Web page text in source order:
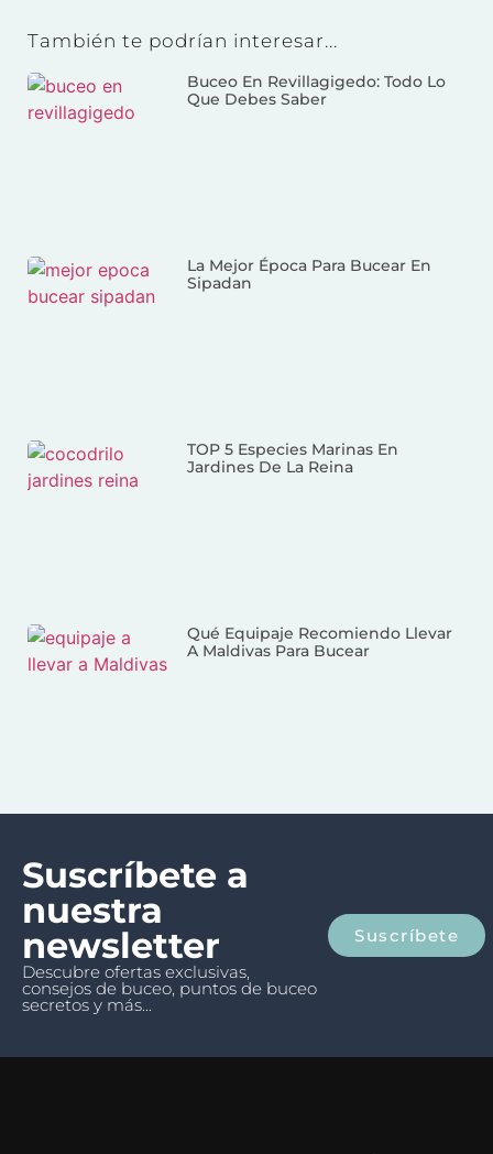
También te podrían interesar...
Buceo En Revillagigedo: Todo Lo
Que Debes Saber
La Mejor Época Para Bucear En
Sipadan
TOP 5 Especies Marinas En
Jardines De La Reina
Qué Equipaje Recomiendo Llevar
A Maldivas Para Bucear
Suscríbete a
nuestra
newsletter
Descubre ofertas exclusivas,
consejos de buceo, puntos de buceo
secretos y más...
Suscríbete